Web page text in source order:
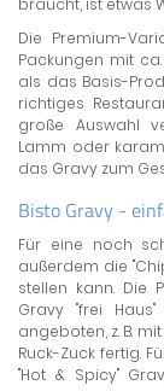
braucht, ist etwas
Die Premium-
Packungen mit
als das Basis-
richtiges
große Auswahl
Lamm oder
das Gravy zum
Bisto Gravy -
Für eine noch
außerdem die
stellen kann. Die
Gravy "frei
angeboten, z. B.
Ruck-Zuck fertig.
"Hot & Spicy"